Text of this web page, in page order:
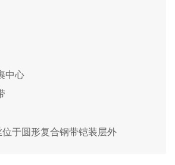
中心
于圆形复合钢带铠装层外